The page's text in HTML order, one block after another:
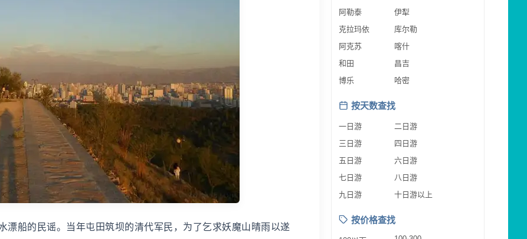
漂船的民谣。当年屯田筑坝的清代军民，为了乞求妖魔山晴雨以遂
阿勒泰
伊犁
克拉玛依
库尔勒
阿克苏
喀什
和田
昌吉
博乐
哈密
按天数查找
一日游
二日游
三日游
四日游
五日游
六日游
七日游
八日游
九日游
十日游以上
按价格查找